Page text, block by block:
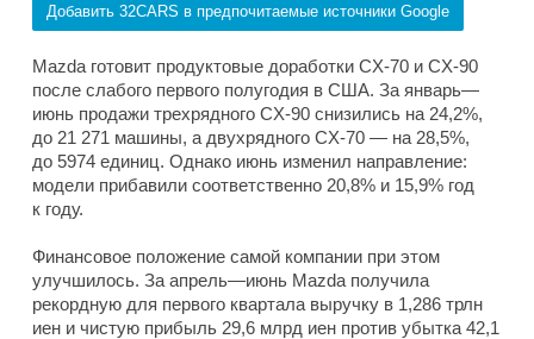
Добавить 32CARS в предпочитаемые источники Google
Mazda готовит продуктовые доработки CX-70 и CX-90
после слабого первого полугодия в США. За январь—
июнь продажи трехрядного CX-90 снизились на 24,2%,
до 21 271 машины, а двухрядного CX-70 — на 28,5%,
до 5974 единиц. Однако июнь изменил направление:
модели прибавили соответственно 20,8% и 15,9% год
к году.
Финансовое положение самой компании при этом
улучшилось. За апрель—июнь Mazda получила
рекордную для первого квартала выручку в 1,286 трлн
иен и чистую прибыль 29,6 млрд иен против убытка 42,1